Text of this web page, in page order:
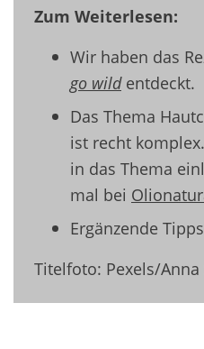
Zum Weiterlesen:
Wir haben das
go wildentdeckt.
Das Thema
ist recht
in das Thema
mal bei
Ergänzende
Titelfoto: Pexels/Anna